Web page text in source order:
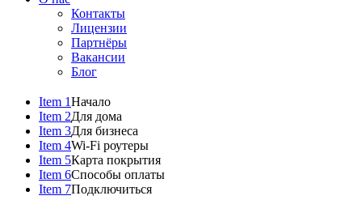
Контакты
Лицензии
Партнёры
Вакансии
Блог
Item 1Начало
Item 2Для дома
Item 3Для бизнеса
Item 4Wi-Fi роутеры
Item 5Карта покрытия
Item 6Способы оплаты
Item 7Подключиться